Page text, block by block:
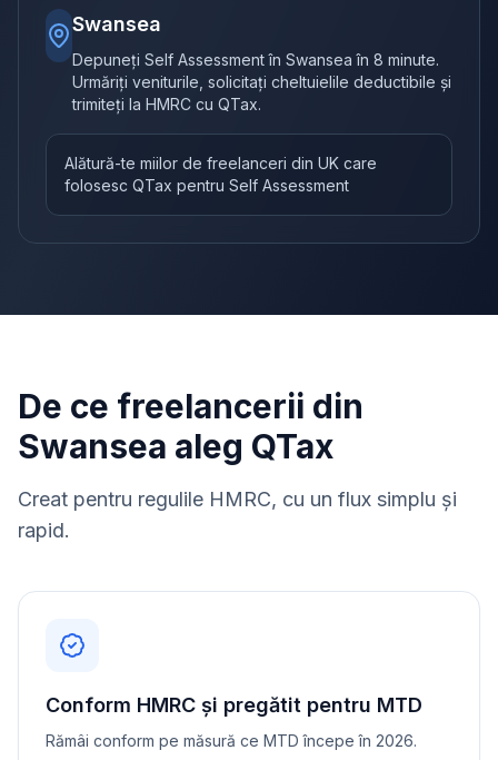
Swansea
Depuneți Self Assessment în Swansea în 8 minute.
Urmăriți veniturile, solicitați cheltuielile deductibile și
trimiteți la HMRC cu QTax.
Alătură-te miilor de freelanceri din UK care
folosesc QTax pentru Self Assessment
De ce freelancerii din
Swansea aleg QTax
Creat pentru regulile HMRC, cu un flux simplu și
rapid.
Conform HMRC și pregătit pentru MTD
Rămâi conform pe măsură ce MTD începe în 2026.